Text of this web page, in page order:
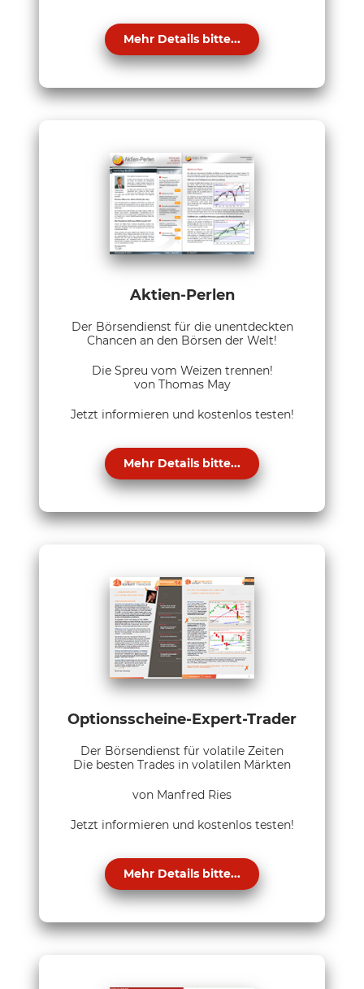
Mehr Details bitte...
Aktien-Perlen
Der Börsendienst für die unentdeckten
Chancen an den Börsen der Welt!
Die Spreu vom Weizen trennen!
von Thomas May
Jetzt informieren und kostenlos testen!
Mehr Details bitte...
Optionsscheine-Expert-Trader
Der Börsendienst für volatile Zeiten
Die besten Trades in volatilen Märkten
von Manfred Ries
Jetzt informieren und kostenlos testen!
Mehr Details bitte...